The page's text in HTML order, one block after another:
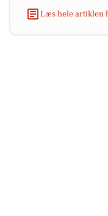
Læs hele artiklen